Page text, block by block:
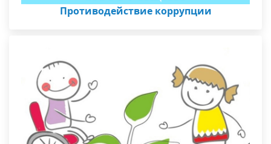
Противодействие коррупции